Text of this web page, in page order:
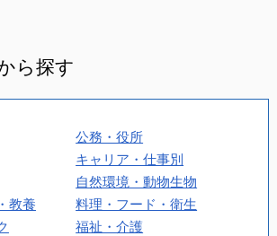
ら探す
公務・役所
キャリア・仕事別
自然環境・動物生物
教養
料理・フード・衛生
福祉・介護